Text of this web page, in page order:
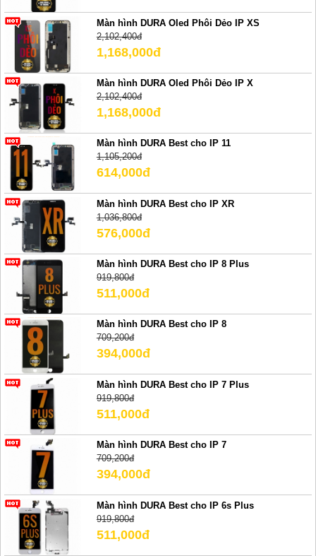
Màn hình DURA Oled Phôi Dẻo IP XS
2,102,400đ
1,168,000đ
Màn hình DURA Oled Phôi Dẻo IP X
2,102,400đ
1,168,000đ
Màn hình DURA Best cho IP 11
1,105,200đ
614,000đ
Màn hình DURA Best cho IP XR
1,036,800đ
576,000đ
Màn hình DURA Best cho IP 8 Plus
919,800đ
511,000đ
Màn hình DURA Best cho IP 8
709,200đ
394,000đ
Màn hình DURA Best cho IP 7 Plus
919,800đ
511,000đ
Màn hình DURA Best cho IP 7
709,200đ
394,000đ
Màn hình DURA Best cho IP 6s Plus
919,800đ
511,000đ